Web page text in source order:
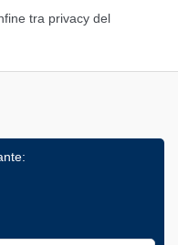
tra privacy del